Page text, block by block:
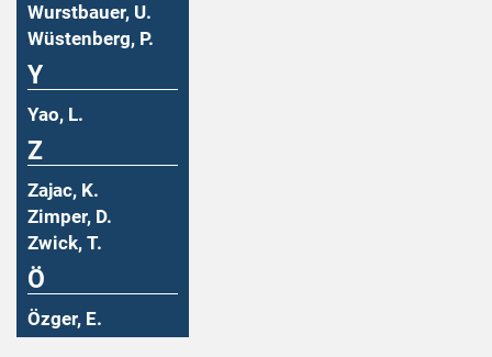
Wurstbauer, U.
Wüstenberg, P.
Y
Yao, L.
Z
Zajac, K.
Zimper, D.
Zwick, T.
Ö
Özger, E.